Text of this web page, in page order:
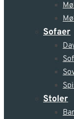
Sofaer
Stoler